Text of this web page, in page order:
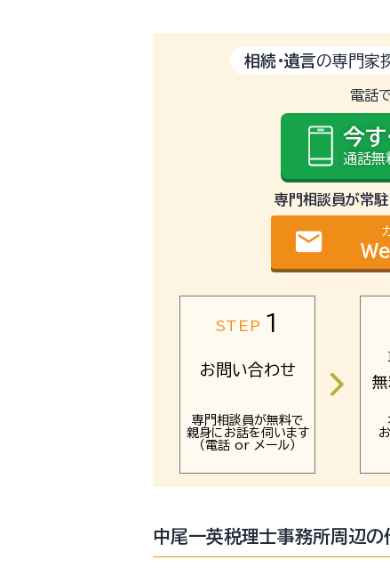
相続・遺言の専門家
電話
今
通話
専門相談員が常駐
email
STEP 1
お問い合わせ
専門相談員が無料で
親身にお話を伺います
（電話 or メール）
中尾一英税理士事務所周辺の